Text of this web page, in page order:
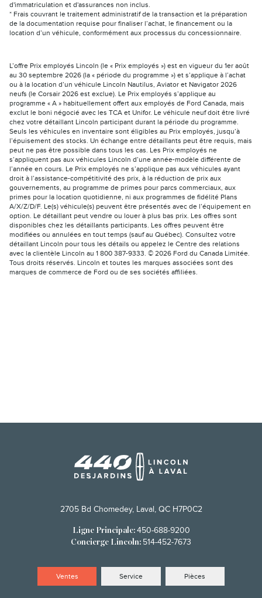
d'immatriculation et d'assurances non inclus.
* Frais couvrant le traitement administratif de la transaction et la préparation
de la documentation requise pour finaliser l’achat, le financement ou la
location d’un véhicule, conformément aux processus du concessionnaire.
L’offre Prix employés Lincoln (le « Prix employés ») est en vigueur du 1er août
au 30 septembre 2026 (la « période du programme ») et s’applique à l’achat
ou à la location d’un véhicule Lincoln Nautilus, Aviator et Navigator 2026
neufs (le Corsair 2026 est exclue). Le Prix employés s’applique au
programme « A » habituellement offert aux employés de Ford Canada, mais
exclut le boni négocié avec les TCA et Unifor. Le véhicule neuf doit être livré
chez votre détaillant Lincoln participant durant la période du programme.
Seuls les véhicules en inventaire sont éligibles au Prix employés, jusqu’à
l’épuisement des stocks. Un échange entre détaillants peut être requis, mais
peut ne pas être possible dans tous les cas. Les Prix employés ne
s’appliquent pas aux véhicules Lincoln d’une année-modèle différente de
l’année en cours. Le Prix employés ne s’applique pas aux véhicules ayant
droit à l’assistance-compétitivité des prix, à la réduction de prix aux
gouvernements, au programme de primes pour parcs commerciaux, aux
primes pour la location quotidienne, ni aux programmes de fidélité Plans
A/X/Z/D/F. Le(s) véhicule(s) peuvent être présentés avec de l’équipement en
option. Le détaillant peut vendre ou louer à plus bas prix. Les offres sont
disponibles chez les détaillants participants. Les offres peuvent être
modifiées ou annulées en tout temps (sauf au Québec). Consultez votre
détaillant Lincoln pour tous les détails ou appelez le Centre des relations
avec la clientèle Lincoln au 1 800 387-9333. © 2026 Ford du Canada Limitée.
Tous droits réservés. Lincoln et toutes les marques associées sont des
marques de commerce de Ford ou de ses sociétés affiliées.
2705 Bd Chomedey, Laval, QC H7P0C2
Ligne Principale: 450-688-9200
Concierge Lincoln: 514-452-7673
Ventes Service Pièces